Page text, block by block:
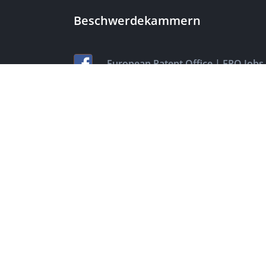
Beschwerdekammern
European Patent Office|EPO Jobs